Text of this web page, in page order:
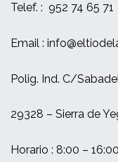
Telef. : 952 74 65 71
Email :
Polig. Ind. C/
29328 – Sierra de
Horario : 8:00 –